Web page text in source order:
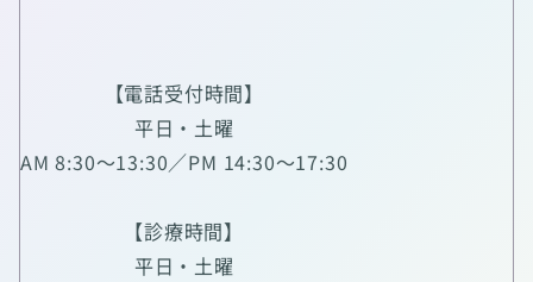
【電話受付時間】
平日・土曜
AM 8:30～13:30／PM 14:30～17:30
【診療時間】
平日・土曜